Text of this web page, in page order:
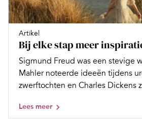
Artikel
Bij elke stap meer
Sigmund Freud was een stevige
Mahler noteerde ideeën tijdens
zwerftochten en Charles Dickens
Lees meer